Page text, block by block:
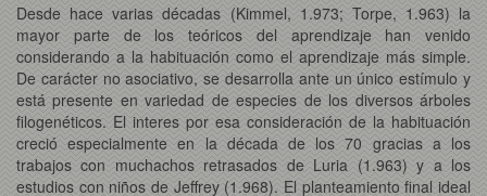
Desde hace varias décadas (Kimmel, 1.973; Torpe, 1.963) la
mayor parte de los teóricos del aprendizaje han venido
considerando a la habituación como el aprendizaje más simple.
De carácter no asociativo, se desarrolla ante un único estímulo y
está presente en variedad de especies de los diversos árboles
filogenéticos. El interes por esa consideración de la habituación
creció especialmente en la década de los 70 gracias a los
trabajos con muchachos retrasados de Luria (1.963) y a los
estudios con niños de Jeffrey (1.968). El planteamiento final ideal